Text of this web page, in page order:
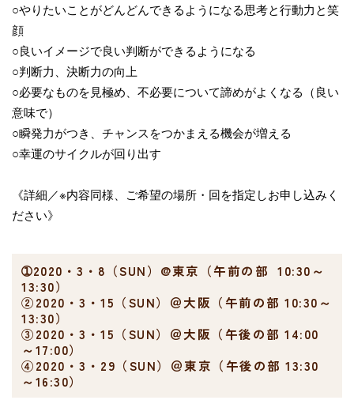
○やりたいことがどんどんできるようになる思考と行動力と笑
顔
○良いイメージで良い判断ができるようになる
○判断力、決断力の向上
○必要なものを見極め、不必要について諦めがよくなる（良い
意味で）
○瞬発力がつき、チャンスをつかまえる機会が増える
○幸運のサイクルが回り出す
《詳細／※内容同様、ご希望の場所・回を指定しお申し込みく
ださい》
➀2020・3・8（SUN）@東京（午前の部 10:30～
13:30）
②2020・3・15（SUN）＠大阪（午前の部 10:30～
13:30）
③2020・3・15（SUN）＠大阪（午後の部 14:00
～17:00）
④2020・3・29（SUN）＠東京（午後の部 13:30
～16:30）